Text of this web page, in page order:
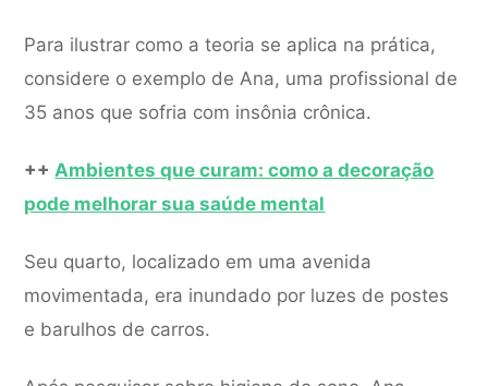
Para ilustrar como a teoria se aplica na prática,
considere o exemplo de Ana, uma profissional de
35 anos que sofria com insônia crônica.
++Ambientes que curam: como a decoração
pode melhorar sua saúde mental
Seu quarto, localizado em uma avenida
movimentada, era inundado por luzes de postes
e barulhos de carros.